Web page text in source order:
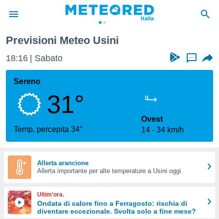
di
per
le
di
Web
le
Previsioni Meteo Usini
18:16 Sabato ...
Sereno
31°
Temp. percepita 34°
Ovest
14
34 km/h
Allerta arancione
Allerta importante per alte temperature a Usini oggi
Ultim'ora.
Ondata di calore fino a Ferragosto: rischia di
diventare eccezionale. Svolta solo a fine mese?